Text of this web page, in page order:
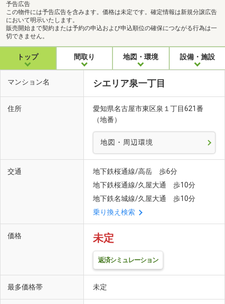
予告広告
この物件には予告広告を含みます。価格は未定です。確定情報は新規分譲広告
において明示いたします。
販売開始まで契約または予約の申込および申込順位の確保につながる行為は一
切できません。
トップ 間取り 地図・環境 設備・施設
マンション名 シエリア泉一丁目
住所
愛知県名古屋市東区泉１丁目621番
（地番）
地図・周辺環境
交通
地下鉄桜通線/高岳 歩6分
地下鉄桜通線/久屋大通 歩10分
地下鉄名城線/久屋大通 歩10分
乗り換え検索
価格 未定
返済シミュレーション
最多価格帯 未定